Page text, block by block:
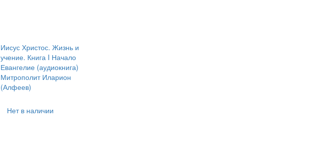
Иисус Христос. Жизнь и
учение. Книга I Начало
Евангелие (аудиокнига)
Митрополит Иларион
(Алфеев)
Нет в наличии